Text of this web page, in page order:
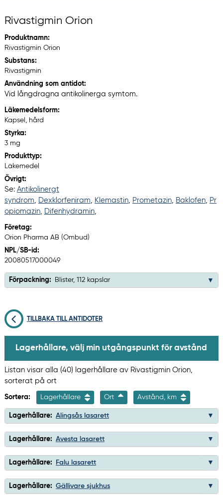
Rivastigmin Orion
Produktnamn:
Rivastigmin Orion
Substans:
Rivastigmin
Användning som antidot:
Vid långdragna antikolinerga symtom.
Läkemedelsform:
Kapsel, hård
Styrka:
3 mg
Produkttyp:
Läkemedel
Övrigt:
Se: Antikolinergt
syndrom, Dexklorfeniram, Klemastin, Prometazin, Baklofen, Pr
opiomazin, Difenhydramin,
Företag:
Orion Pharma AB (Ombud)
NPL/SB-id:
20080517000049
Förpackning: Blister, 112 kapslar
TILLBAKA TILL ANTIDOTER
Lagerhållare, välj min utgångspunkt för avstånd
Listan visar alla (40) lagerhållare av Rivastigmin Orion,
sorterat på ort
Sortera: Lagerhållare Ort Avstånd, km
Lagerhållare: Alingsås lasarett
Lagerhållare: Avesta lasarett
Lagerhållare: Falu lasarett
Lagerhållare: Gällivare sjukhus